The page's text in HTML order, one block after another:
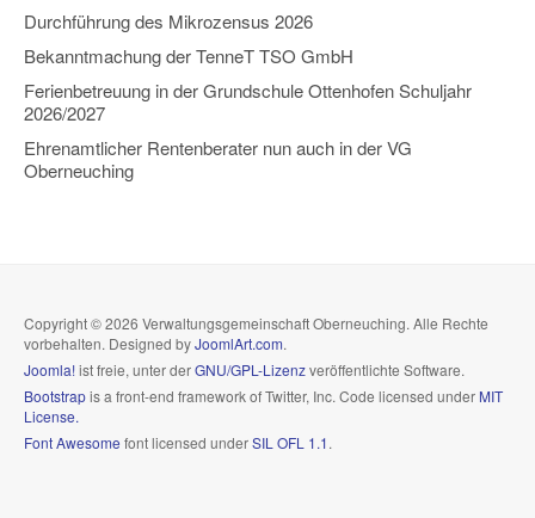
Durchführung des Mikrozensus 2026
Bekanntmachung der TenneT TSO GmbH
Ferienbetreuung in der Grundschule Ottenhofen Schuljahr
2026/2027
Ehrenamtlicher Rentenberater nun auch in der VG
Oberneuching
Copyright © 2026 Verwaltungsgemeinschaft Oberneuching. Alle Rechte
vorbehalten. Designed byJoomlArt.com.
Joomla!ist freie, unter derGNU/GPL-Lizenzveröffentlichte Software.
Bootstrapis a front-end framework of Twitter, Inc. Code licensed under MIT
License.
Font Awesome font licensed underSIL OFL 1.1.